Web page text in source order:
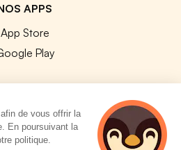
APPS
App Store
Play
Tous droits réservés.
de vous offrir la
En poursuivant la
politique.